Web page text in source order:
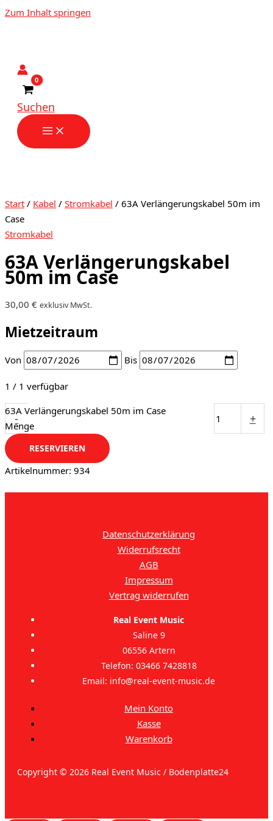
Zum Inhalt springen
Suchen
Start / Kabel / Stromkabel / 63A Verlängerungskabel 50m im
Case
Stromkabel
63A Verlängerungskabel
50m im Case
30,00 € exklusiv MwSt.
Mietzeitraum
Von Bis
1 / 1 verfügbar
-
63A Verlängerungskabel 50m im Case
Menge
+
RESERVIEREN
Artikelnummer: 934
Datenschutzerklärung
Widerrufsrecht
AGB
Impressum
Vertrag widerrufen
Real Event Music
Saline 9
06556 Artern
Telefon: 03466 7428818
Email: info@real-event-music.de
Mein Konto
Kasse
Warenkorb
Copyright © 2026 Real Event Music / Bodenplatte24